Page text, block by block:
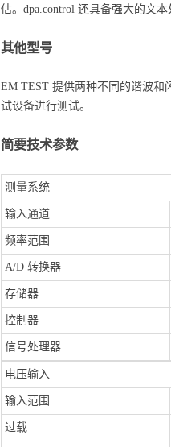
估。dpa.control 还具备强大的文
其他型号
EM TEST 提供两种不同的谐波和
试设备进行测试。
简要技术参数
测量系统
输入通道
频率范围
A/D 转换器
存储器
控制器
信号处理器
电压输入
输入范围
过载